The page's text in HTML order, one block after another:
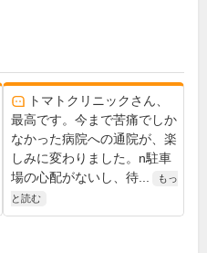
トマトクリニックさん、
最高です。今まで苦痛でしか
なかった病院への通院が、楽
しみに変わりました。n駐車
場の心配がないし、待...
もっ
と読む